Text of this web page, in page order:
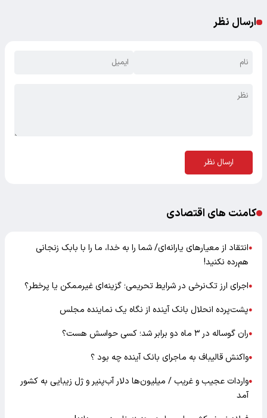
ارسال نظر
ارسال نظر
کامنت های اقتصادی
●انتقاد از معیارهای یارانه‌ای/ شما را به خدا، ما را با بابک زنجانی
هم‌رده نکنید!
●اجرای ارز تک‌نرخی در شرایط تحریمی؛ گزینه‌ای غیرممکن یا پرخطر؟
●پشت‌پرده انحلال بانک آینده از نگاه یک نماینده مجلس
●ران گوساله در ۳ ماه دو برابر شد؛ کسی حواسش هست؟
●واکنش قالیباف به ماجرای بانک آینده چه بود ؟
●واردات عجیب و غریب / میلیون‌ها دلار آب‌پنیر و ژل زیبایی به کشور
آمد